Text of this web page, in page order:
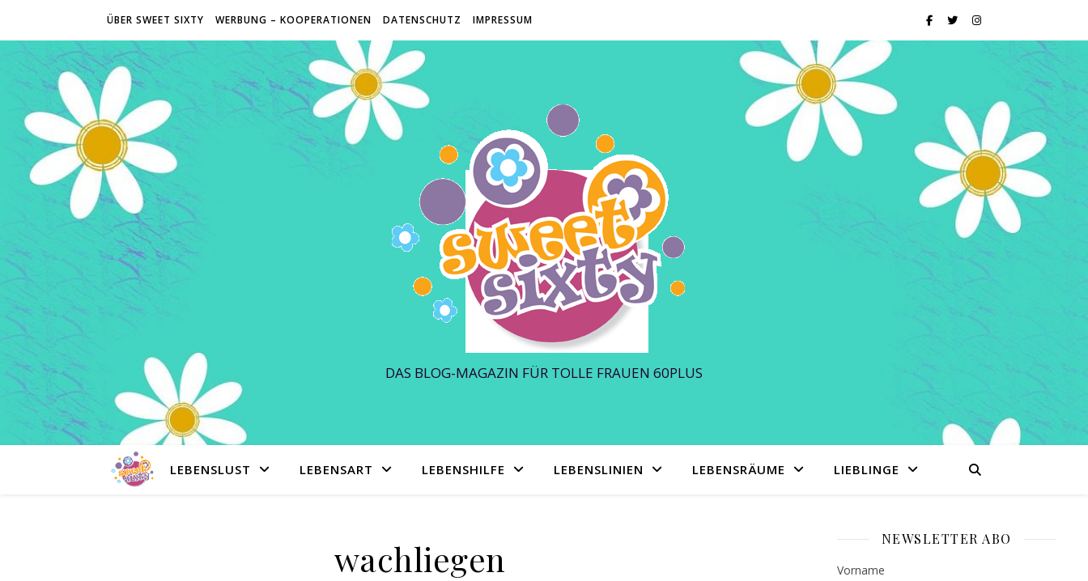
ÜBER SWEET SIXTY WERBUNG – KOOPERATIONEN DATENSCHUTZ IMPRESSUM
DAS BLOG-MAGAZIN FÜR TOLLE FRAUEN 60PLUS
LEBENSLUST LEBENSART LEBENSHILFE LEBENSLINIEN LEBENSRÄUME LIEBLINGE
wachliegen NEWSLETTER ABO
Vorname